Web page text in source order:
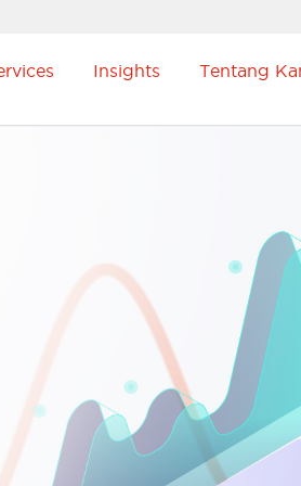
Insights Tentang